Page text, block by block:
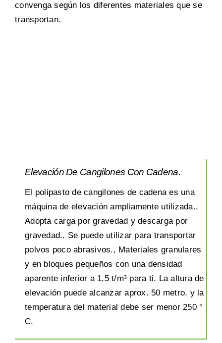
convenga según los diferentes materiales que se
transportan.
Elevación De Cangilones Con Cadena.
El polipasto de cangilones de cadena es una
máquina de elevación ampliamente utilizada..
Adopta carga por gravedad y descarga por
gravedad.. Se puede utilizar para transportar
polvos poco abrasivos., Materiales granulares
y en bloques pequeños con una densidad
aparente inferior a 1,5 t/m³ para ti. La altura de
elevación puede alcanzar aprox. 50 metro, y la
temperatura del material debe ser menor 250 °
C.